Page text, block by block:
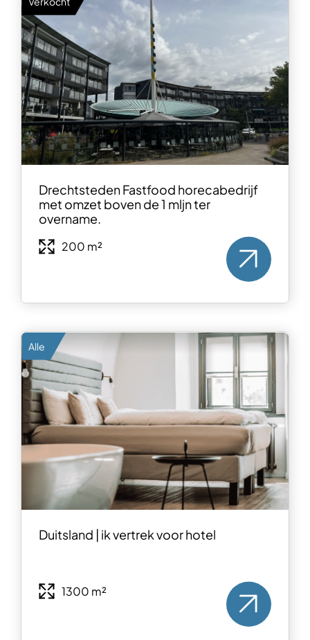
Drechtsteden Fastfood horecabedrijf
met omzet boven de 1 mljn ter
overname.
200 m²
Alle
Duitsland | ik vertrek voor hotel
1300 m²